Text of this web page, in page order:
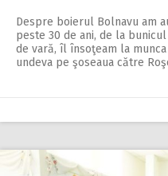
Despre boierul Bolnavu am
peste 30 de ani, de la
de vară, îl însoţeam la
undeva pe şoseaua către